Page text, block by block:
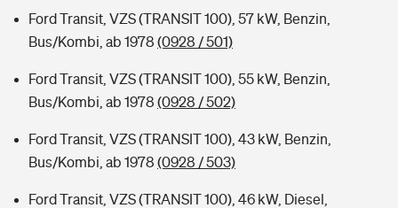
Ford Transit, VZS (TRANSIT 100), 57 kW, Benzin,
Bus/Kombi, ab 1978 (0928 / 501)
Ford Transit, VZS (TRANSIT 100), 55 kW, Benzin,
Bus/Kombi, ab 1978 (0928 / 502)
Ford Transit, VZS (TRANSIT 100), 43 kW, Benzin,
Bus/Kombi, ab 1978 (0928 / 503)
Ford Transit, VZS (TRANSIT 100), 46 kW, Diesel,